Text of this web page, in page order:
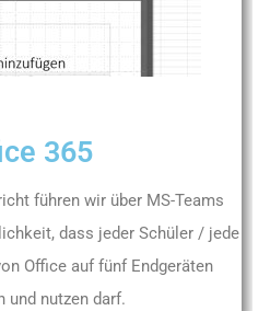
365
führen wir über MS-Teams
dass jeder Schüler / jede
Office auf fünf Endgeräten
und nutzen darf.